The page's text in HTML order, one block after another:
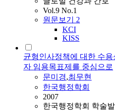
Vol.9 No.1
원문보기 2
KCI
KISS
균형인사정책에 대한 수
자 임용목표제를 중심으로
문미경,최무현
한국행정학회
2007
한국행정학회 학술